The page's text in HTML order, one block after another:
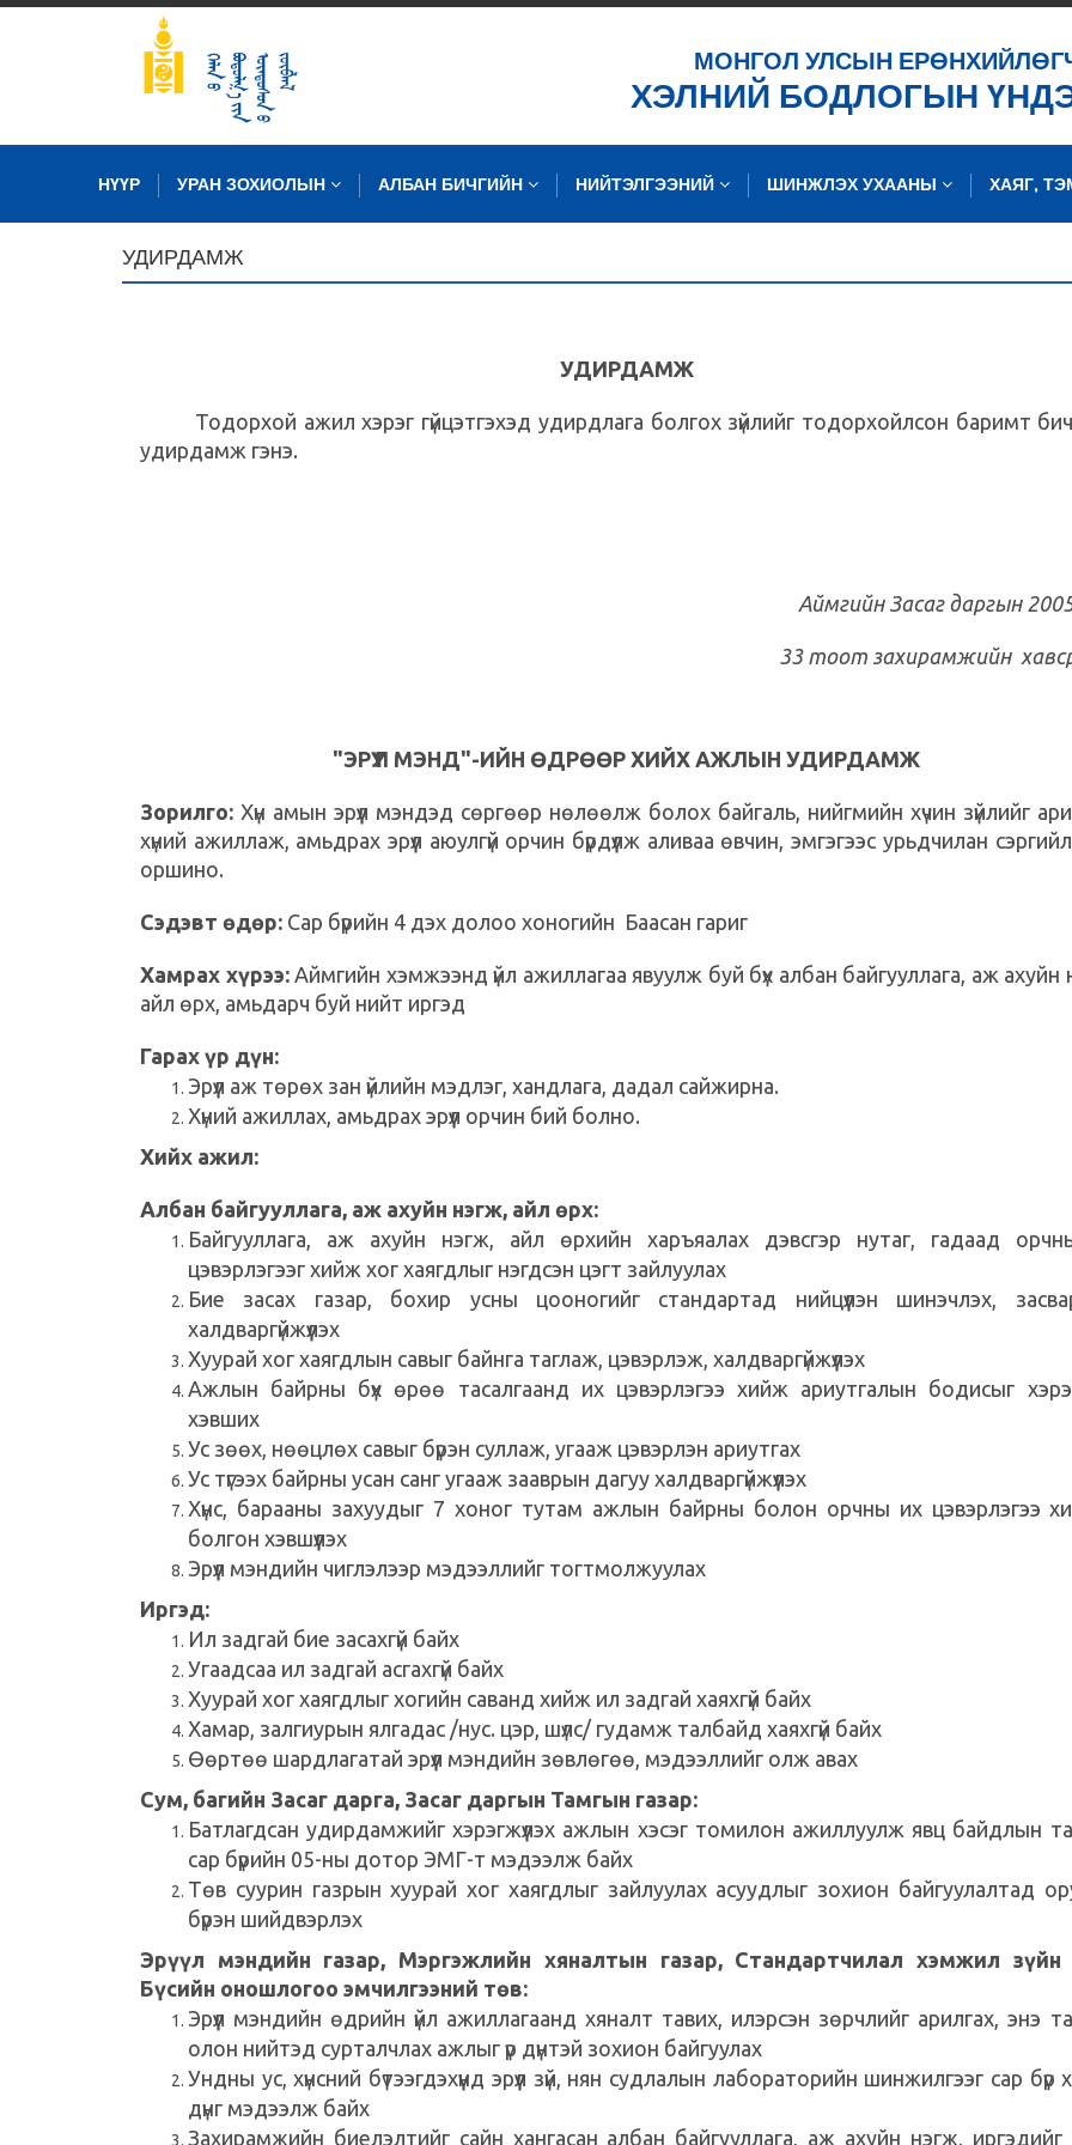
МОНГОЛ УЛСЫН
ХЭЛНИЙ БОДЛОГЫН
НҮҮР УРАН ЗОХИОЛЫН АЛБАН БИЧГИЙН НИЙТЭЛГЭЭНИЙ ШИНЖЛЭХ УХААНЫ ХАЯГ,
УДИРДАМЖ
УДИРДАМЖ
Тодорхой ажил хэрэг гүйцэтгэхэд удирдлага болгох зүйлийг тодорхойлсон баримт
удирдамж гэнэ.
Аймгийн Засаг даргын
33 тоот захирамжийн
"ЭРҮҮЛ МЭНД"-ИЙН ӨДРӨӨР ХИЙХ АЖЛЫН УДИРДАМЖ
Зорилго: Хүн амын эрүүл мэндэд сөргөөр нөлөөлж болох байгаль, нийгмийн хүчин зүйлийг
хүний ажиллаж, амьдрах эрүүл аюулгүй орчин бүрдүүлж аливаа өвчин, эмгэгээс урьдчилан
оршино.
Сэдэвт өдөр: Сар бүрийн 4 дэх долоо хоногийн Баасан гариг
Хамрах хүрээ: Аймгийн хэмжээнд үйл ажиллагаа явуулж буй бүх албан байгууллага, аж ахуйн
айл өрх, амьдарч буй нийт иргэд
Гарах үр дүн:
Эрүүл аж төрөх зан үйлийн мэдлэг, хандлага, дадал сайжирна.
Хүний ажиллах, амьдрах эрүүл орчин бий болно.
Хийх ажил:
Албан байгууллага, аж ахуйн нэгж, айл өрх:
Байгууллага, аж ахуйн нэгж, айл өрхийн харъяалах дэвсгэр нутаг, гадаад
цэвэрлэгээг хийж хог хаягдлыг нэгдсэн цэгт зайлуулах
Бие засах газар, бохир усны цооногийг стандартад нийцүүлэн шинэчлэх,
халдваргүйжүүлэх
Хуурай хог хаягдлын савыг байнга таглаж, цэвэрлэж, халдваргүйжүүлэх
Ажлын байрны бүх өрөө тасалгаанд их цэвэрлэгээ хийж ариутгалын бодисыг
хэвших
Ус зөөх, нөөцлөх савыг бүрэн суллаж, угааж цэвэрлэн ариутгах
Ус түгээх байрны усан санг угааж зааврын дагуу халдваргүйжүүлэх
Хүнс, барааны захуудыг 7 хоног тутам ажлын байрны болон орчны их цэвэрлэгээ
болгон хэвшүүлэх
Эрүүл мэндийн чиглэлээр мэдээллийг тогтмолжуулах
Иргэд:
Ил задгай бие засахгүй байх
Угаадсаа ил задгай асгахгүй байх
Хуурай хог хаягдлыг хогийн саванд хийж ил задгай хаяхгүй байх
Хамар, залгиурын ялгадас /нус. цэр, шүлс/ гудамж талбайд хаяхгүй байх
Өөртөө шардлагатай эрүүл мэндийн зөвлөгөө, мэдээллийг олж авах
Сум, багийн Засаг дарга, Засаг даргын Тамгын газар:
Батлагдсан удирдамжийг хэрэгжүүлэх ажлын хэсэг томилон ажиллуулж явц байдлын
сар бүрийн 05-ны дотор ЭМГ-т мэдээлж байх
Төв суурин газрын хуурай хог хаягдлыг зайлуулах асуудлыг зохион байгуулалтад
бүрэн шийдвэрлэх
Эрүүл мэндийн газар, Мэргэжлийн хяналтын газар, Стандартчилал хэмжил зүйн
Бүсийн оношлогоо эмчилгээний төв:
Эрүүл мэндийн өдрийн үйл ажиллагаанд хяналт тавих, илэрсэн зөрчлийг арилгах, энэ
олон нийтэд сурталчлах ажлыг үр дүнтэй зохион байгуулах
Ундны ус, хүнсний бүтээгдэхүүнд эрүүл зүй, нян судлалын лабораторийн шинжилгээг сар бүр
дүнг мэдээлж байх
Захирамжийн биелэлтийг сайн хангасан албан байгууллага, аж ахуйн нэгж, иргэдийг